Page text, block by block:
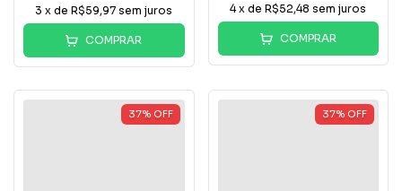
3 x deR$59,97 sem juros
COMPRAR
4 x deR$52,48 sem juros
COMPRAR
37% OFF 37% OFF